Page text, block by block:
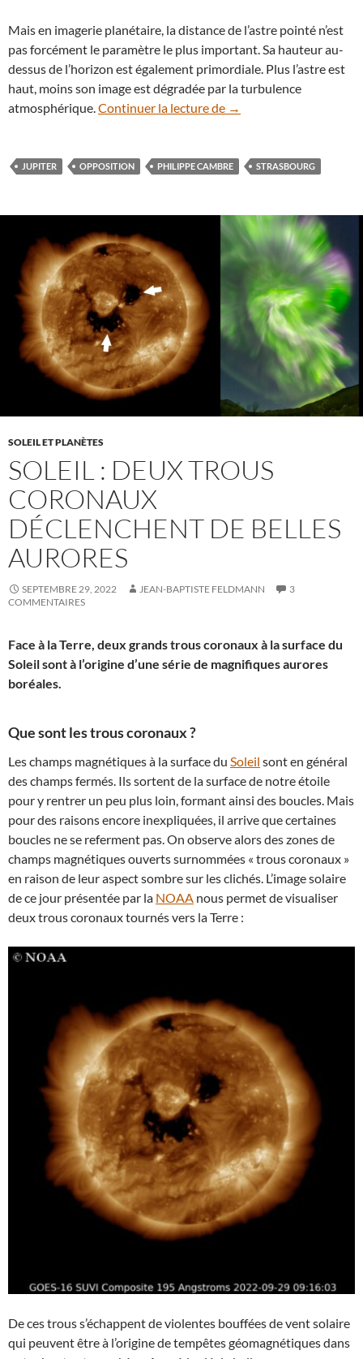
Mais en imagerie planétaire, la distance de l’astre pointé n’est
pas forcément le paramètre le plus important. Sa hauteur au-
dessus de l’horizon est également primordiale. Plus l’astre est
haut, moins son image est dégradée par la turbulence
atmosphérique.Continuer la lecture de Jupiter : l’image
→
JUPITER OPPOSITION PHILIPPE CAMBRE STRASBOURG
SOLEIL ET PLANÈTES
SOLEIL : DEUX TROUS
CORONAUX
DÉCLENCHENT DE BELLES
AURORES
SEPTEMBRE 29, 2022 JEAN-BAPTISTE FELDMANN
3
COMMENTAIRES
Face à la Terre, deux grands trous coronaux à la surface du
Soleil sont à l’origine d’une série de magnifiques aurores
boréales.
Que sont les trous coronaux ?
Les champs magnétiques à la surface du Soleil sont en général
des champs fermés. Ils sortent de la surface de notre étoile
pour y rentrer un peu plus loin, formant ainsi des boucles. Mais
pour des raisons encore inexpliquées, il arrive que certaines
boucles ne se referment pas. On observe alors des zones de
champs magnétiques ouverts surnommées « trous coronaux »
en raison de leur aspect sombre sur les clichés. L’image solaire
de ce jour présentée par la NOAA nous permet de visualiser
deux trous coronaux tournés vers la Terre :
De ces trous s’échappent de violentes bouffées de vent solaire
qui peuvent être à l’origine de tempêtes géomagnétiques dans